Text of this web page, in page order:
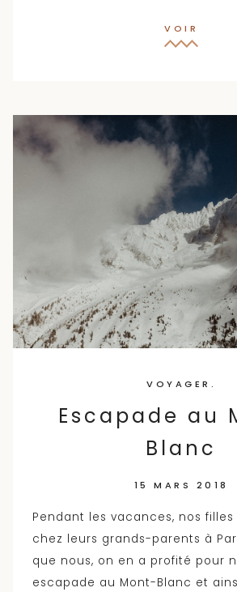
VOIR
VOYAGER.
Escapade au
Blanc
15 MARS 2018
Pendant les vacances, nos
chez leurs grands-parents à
que nous, on en a profité pour
escapade au Mont-Blanc et